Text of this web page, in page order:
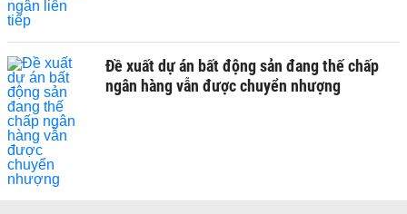
Đề xuất dự án bất động sản đang thế chấp
ngân hàng vẫn được chuyển nhượng